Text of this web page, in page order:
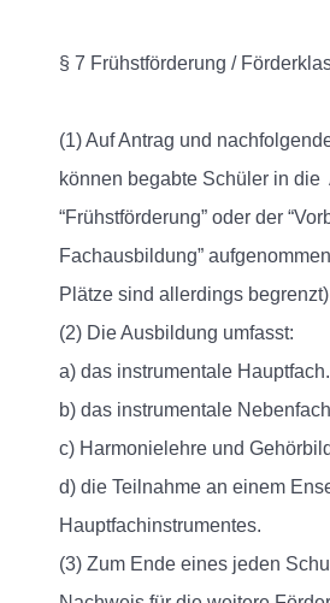
§ 7 Frühstförderung /
(1) Auf Antrag und
können begabte Schüler in die
“Frühstförderung” oder der
Fachausbildung”
Plätze sind allerdings begrenzt)
(2) Die Ausbildung umfasst:
a) das instrumentale Hauptfach.
b) das instrumentale Nebenfach
c) Harmonielehre und
d) die Teilnahme an einem
Hauptfachinstrumentes.
(3) Zum Ende eines jeden